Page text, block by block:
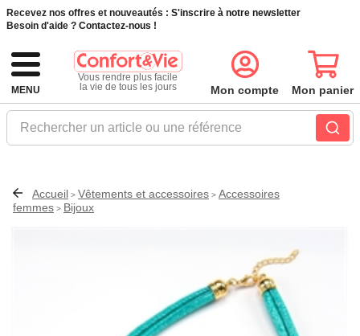
Recevez nos offres et nouveautés : S'inscrire à notre newsletter
Besoin d'aide ? Contactez-nous !
MENU
Vous rendre plus facile
la vie de tous les jours
Rechercher un article ou une référence
Mon compte Mon panier
Accueil > Vêtements et accessoires > Accessoires
femmes > Bijoux